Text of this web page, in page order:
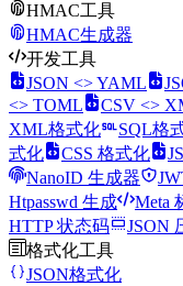
HMAC工具
HMAC生成器
开发工具
JSON <> YAML
<> TOML
CSV <>
XML格式化
SQL格
式化
CSS 格式化
NanoID 生成器
Htpasswd 生成
Meta
HTTP 状态码
JSON
格式化工具
JSON格式化